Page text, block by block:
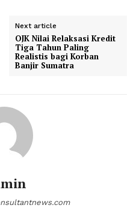
Next article
OJK Nilai Relaksasi Kredit
Tiga Tahun Paling
Realistis bagi Korban
Banjir Sumatra